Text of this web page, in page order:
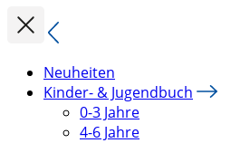
Neuheiten
Kinder- & Jugendbuch
0-3 Jahre
4-6 Jahre